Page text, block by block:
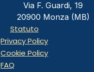
Via F. Guardi, 19
20900 Monza (MB)
Statuto
Privacy Policy
Cookie Policy
FAQ